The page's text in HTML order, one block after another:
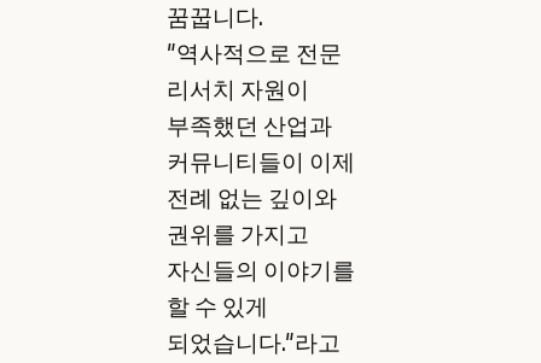
꿈꿉니다.
"역사적으로 전문
리서치 자원이
부족했던 산업과
커뮤니티들이 이제
전례 없는 깊이와
권위를 가지고
자신들의 이야기를
할 수 있게
되었습니다."라고